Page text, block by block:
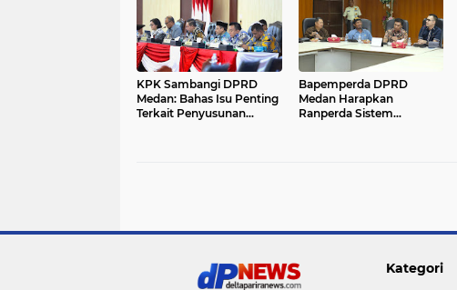
KPK Sambangi DPRD
Medan: Bahas Isu Penting
Terkait Penyusunan
Bapemperda DPRD
Medan Harapkan
Ranperda Sistem
Kategori